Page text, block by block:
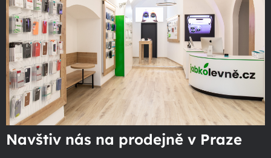
Navštiv nás na prodejně v Praze